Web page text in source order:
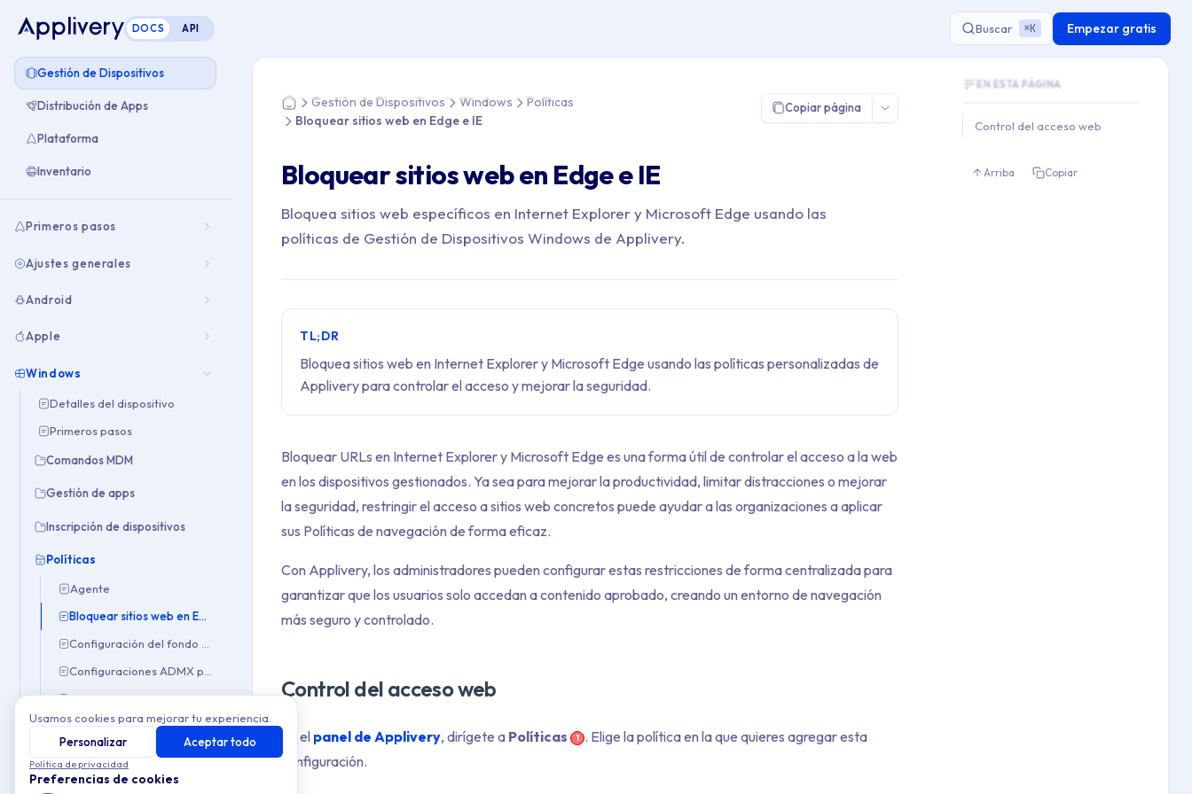
DOCS API
Gestión de Dispositivos
Distribución de Apps
Plataforma
Inventario
Primeros pasos
Ajustes generales
Android
Apple
Windows
Detalles del dispositivo
Primeros pasos
Comandos MDM
Gestión de apps
Inscripción de dispositivos
Políticas
Agente
Bloquear sitios web en Edge e IE
Configuración del fondo de pantalla
Configuraciones ADMX personalizadas
Crear usuarios administradores locales
Deshabilitar datos móviles
Deshabilitar la desinscripción manual
Buscar ⌘K Empezar gratis
HomeGestión de Dispositivos Windows
Políticas
Bloquear sitios web en Edge e IE
Copiar página
Bloquear sitios web en Edge e IE
Bloquea sitios web específicos en Internet Explorer y Microsoft Edge usando las
políticas de Gestión de Dispositivos Windows de Applivery.
TL;DR
Bloquea sitios web en Internet Explorer y Microsoft Edge usando las políticas personalizadas de
Applivery para controlar el acceso y mejorar la seguridad.
Bloquear URLs en Internet Explorer y Microsoft Edge es una forma útil de controlar el acceso a la web
en los dispositivos gestionados. Ya sea para mejorar la productividad, limitar distracciones o mejorar
la seguridad, restringir el acceso a sitios web concretos puede ayudar a las organizaciones a aplicar
sus Políticas de navegación de forma eficaz.
Con Applivery, los administradores pueden configurar estas restricciones de forma centralizada para
garantizar que los usuarios solo accedan a contenido aprobado, creando un entorno de navegación
más seguro y controlado.
Control del acceso web
En el panel de Applivery, dirígete a Políticas 1 . Elige la política en la que quieres agregar esta
configuración.
Key topics covered: Control del acceso
Section hierarchy:
1. Control del acceso web
EN ESTA PÁGINA
Control del acceso web
Arriba Copiar
Usamos cookies para mejorar tu experiencia.
Personalizar
Aceptar todo
Política de privacidad
Preferencias de cookies